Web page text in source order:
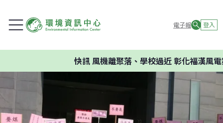
電子報 登入
快訊風機離聚落、學校過近 彰化福漢風電案